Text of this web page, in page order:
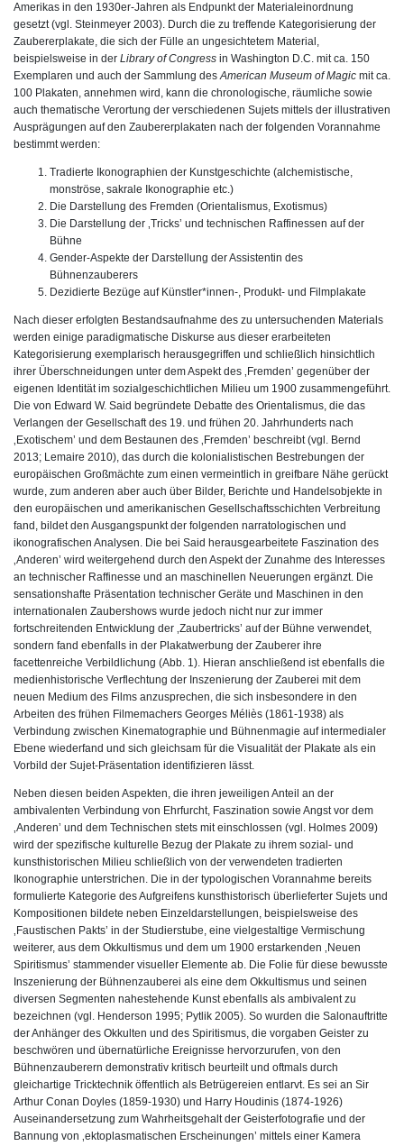
Amerikas in den 1930er-Jahren als Endpunkt der Materialeinordnung
gesetzt (vgl. Steinmeyer 2003). Durch die zu treffende Kategorisierung der
Zaubererplakate, die sich der Fülle an ungesichtetem Material,
beispielsweise in der Library of Congress in Washington D.C. mit ca. 150
Exemplaren und auch der Sammlung desAmerican Museum of Magic mit ca.
100 Plakaten, annehmen wird, kann die chronologische, räumliche sowie
auch thematische Verortung der verschiedenen Sujets mittels der illustrativen
Ausprägungen auf den Zaubererplakaten nach der folgenden Vorannahme
bestimmt werden:
Tradierte Ikonographien der Kunstgeschichte (alchemistische,
monströse, sakrale Ikonographie etc.)
Die Darstellung des Fremden (Orientalismus, Exotismus)
Die Darstellung der ‚Tricks’ und technischen Raffinessen auf der
Bühne
Gender-Aspekte der Darstellung der Assistentin des
Bühnenzauberers
Dezidierte Bezüge auf Künstler*innen-, Produkt- und Filmplakate
Nach dieser erfolgten Bestandsaufnahme des zu untersuchenden Materials
werden einige paradigmatische Diskurse aus dieser erarbeiteten
Kategorisierung exemplarisch herausgegriffen und schließlich hinsichtlich
ihrer Überschneidungen unter dem Aspekt des ‚Fremden’ gegenüber der
eigenen Identität im sozialgeschichtlichen Milieu um 1900 zusammengeführt.
Die von Edward W. Said begründete Debatte des Orientalismus, die das
Verlangen der Gesellschaft des 19. und frühen 20. Jahrhunderts nach
‚Exotischem’ und dem Bestaunen des ‚Fremden’ beschreibt (vgl. Bernd
2013; Lemaire 2010), das durch die kolonialistischen Bestrebungen der
europäischen Großmächte zum einen vermeintlich in greifbare Nähe gerückt
wurde, zum anderen aber auch über Bilder, Berichte und Handelsobjekte in
den europäischen und amerikanischen Gesellschaftsschichten Verbreitung
fand, bildet den Ausgangspunkt der folgenden narratologischen und
ikonografischen Analysen. Die bei Said herausgearbeitete Faszination des
‚Anderen’ wird weitergehend durch den Aspekt der Zunahme des Interesses
an technischer Raffinesse und an maschinellen Neuerungen ergänzt. Die
sensationshafte Präsentation technischer Geräte und Maschinen in den
internationalen Zaubershows wurde jedoch nicht nur zur immer
fortschreitenden Entwicklung der ‚Zaubertricks’ auf der Bühne verwendet,
sondern fand ebenfalls in der Plakatwerbung der Zauberer ihre
facettenreiche Verbildlichung (Abb. 1). Hieran anschließend ist ebenfalls die
medienhistorische Verflechtung der Inszenierung der Zauberei mit dem
neuen Medium des Films anzusprechen, die sich insbesondere in den
Arbeiten des frühen Filmemachers Georges Méliès (1861-1938) als
Verbindung zwischen Kinematographie und Bühnenmagie auf intermedialer
Ebene wiederfand und sich gleichsam für die Visualität der Plakate als ein
Vorbild der Sujet-Präsentation identifizieren lässt.
Neben diesen beiden Aspekten, die ihren jeweiligen Anteil an der
ambivalenten Verbindung von Ehrfurcht, Faszination sowie Angst vor dem
‚Anderen’ und dem Technischen stets mit einschlossen (vgl. Holmes 2009)
wird der spezifische kulturelle Bezug der Plakate zu ihrem sozial- und
kunsthistorischen Milieu schließlich von der verwendeten tradierten
Ikonographie unterstrichen. Die in der typologischen Vorannahme bereits
formulierte Kategorie des Aufgreifens kunsthistorisch überlieferter Sujets und
Kompositionen bildete neben Einzeldarstellungen, beispielsweise des
‚Faustischen Pakts’ in der Studierstube, eine vielgestaltige Vermischung
weiterer, aus dem Okkultismus und dem um 1900 erstarkenden ‚Neuen
Spiritismus’ stammender visueller Elemente ab. Die Folie für diese bewusste
Inszenierung der Bühnenzauberei als eine dem Okkultismus und seinen
diversen Segmenten nahestehende Kunst ebenfalls als ambivalent zu
bezeichnen (vgl. Henderson 1995; Pytlik 2005). So wurden die Salonauftritte
der Anhänger des Okkulten und des Spiritismus, die vorgaben Geister zu
beschwören und übernatürliche Ereignisse hervorzurufen, von den
Bühnenzauberern demonstrativ kritisch beurteilt und oftmals durch
gleichartige Tricktechnik öffentlich als Betrügereien entlarvt. Es sei an Sir
Arthur Conan Doyles (1859-1930) und Harry Houdinis (1874-1926)
Auseinandersetzung zum Wahrheitsgehalt der Geisterfotografie und der
Bannung von ‚ektoplasmatischen Erscheinungen’ mittels einer Kamera